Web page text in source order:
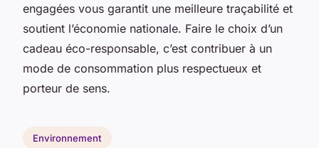
engagées vous garantit une meilleure traçabilité et
soutient l’économie nationale. Faire le choix d’un
cadeau éco-responsable, c’est contribuer à un
mode de consommation plus respectueux et
porteur de sens.
Environnement